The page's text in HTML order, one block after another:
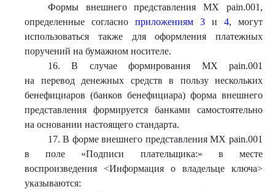
Формы внешнего представления МХ pain.001,
определенные согласно приложениям 3 и 4, могут
использоваться также для оформления платежных
поручений на бумажном носителе.
16. В случае формирования МХ pain.001
на перевод денежных средств в пользу нескольких
бенефициаров (банков бенефициара) форма внешнего
представления формируется банками самостоятельно
на основании настоящего стандарта.
17. В форме внешнего представления МХ pain.001
в поле «Подписи плательщика:» в месте
воспроизведения <Информация о владельце ключа>
указываются: